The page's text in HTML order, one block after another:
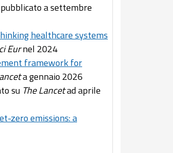
a settembre
healthcare systems
Eurnel 2024
framework for
a gennaio 2026
su The Lancetad aprile
zero emissions: a